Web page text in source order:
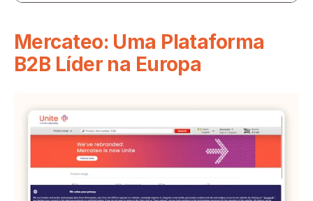
Mercateo: Uma Plataforma
B2B Líder na Europa